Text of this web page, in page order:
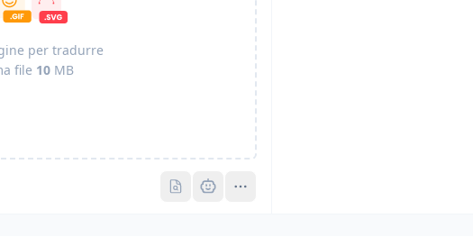
per tradurre
file 10 MB
Pro